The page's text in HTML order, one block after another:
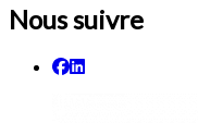
Nous suivre